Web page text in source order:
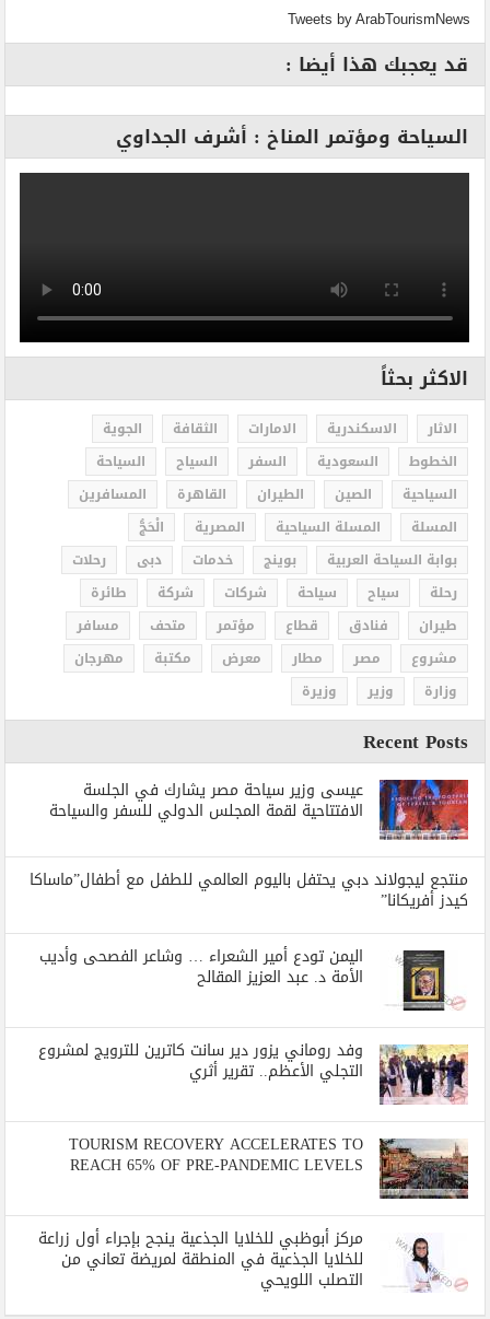
Tweets by ArabTourismNews
قد يعجبك هذا أيضا :
السياحة ومؤتمر المناخ : أشرف الجداوي
الاكثر بحثاً
الاثار الاسكندرية الامارات الثقافة
الجوية
الخطوط
السعودية السفر السياح
السياحة
السياحية
الصين الطيران القاهرة
المسافرين
المسلة
المسلة السياحية المصرية
الْحَجُّ
بوابة السياحة العربية
بوينج خدمات دبى
رحلات
رحلة
سياح سياحة شركات شركة
طائرة
طيران
فنادق قطاع مؤتمر متحف
مسافر
مشروع
مصر مطار معرض مكتبة
مهرجان
وزارة
وزير وزيرة
Recent Posts
عيسى وزير سياحة مصر يشارك في الجلسة
الافتتاحية لقمة المجلس الدولي للسفر والسياحة
منتجع ليجولاند دبي يحتفل باليوم العالمي للطفل مع أطفال”ماساكا
كيدز أفريكانا”
اليمن تودع أمير الشعراء … وشاعر الفصحى وأديب
الأمة د. عبد العزيز المقالح
وفد روماني يزور دير سانت كاترين للترويج لمشروع
التجلي الأعظم.. تقرير أثري
TOURISM RECOVERY ACCELERATES TO
REACH 65% OF PRE-PANDEMIC LEVELS
مركز أبوظبي للخلايا الجذعية ينجح بإجراء أول زراعة
للخلايا الجذعية في المنطقة لمريضة تعاني من
التصلب اللويحي